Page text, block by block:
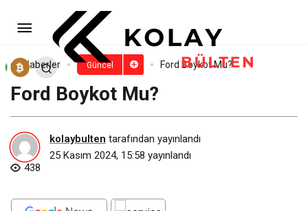
Haberler Güncel Ford Boykot Mu?
Ford Boykot Mu?
kolaybulten tarafından yayınlandı
25 Kasım 2024, 15:58 yayınlandı
438
Dior Boykot Mu?
Yorum Yap Paylaş